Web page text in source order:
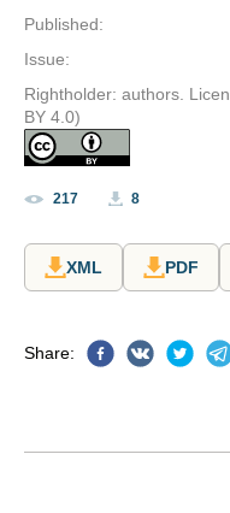
Published:
Issue:
Rightholder: authors.
BY 4.0)
217 8
XML PDF
Share: